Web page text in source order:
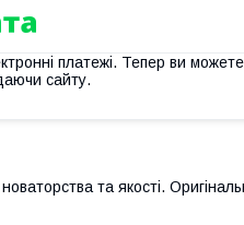
платежі. Тепер ви
сайту.
та якості.